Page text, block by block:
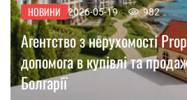
НОВИНИ 2026-05-19 982
Агентство з нерухомості
допомога в купівлі та
Болгарії